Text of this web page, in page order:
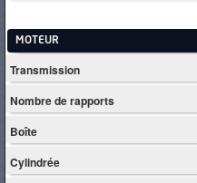
MOTEUR
Transmission
Nombre de rapports
Boîte
Cylindrée